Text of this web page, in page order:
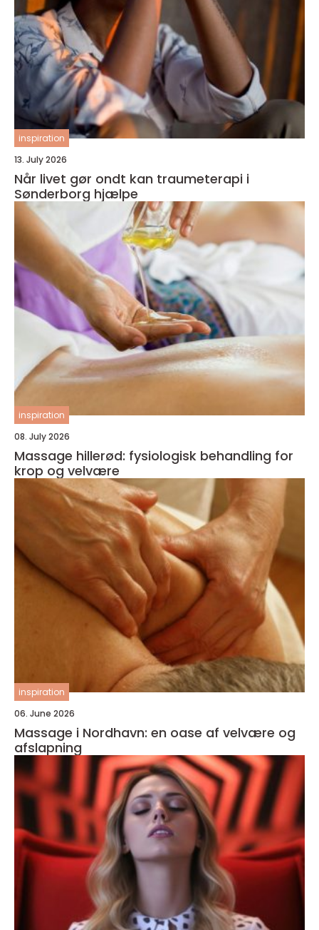
inspiration
13. July 2026
Når livet gør ondt kan traumeterapi i
Sønderborg hjælpe
inspiration
08. July 2026
Massage hillerød: fysiologisk behandling for
krop og velvære
inspiration
06. June 2026
Massage i Nordhavn: en oase af velvære og
afslapning